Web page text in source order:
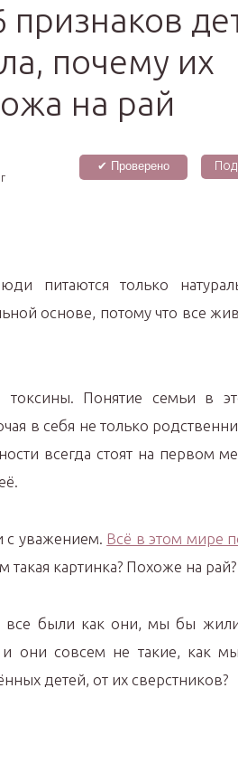
признаков
почему их
на рай
✔ Проверено
питаются только
основе, потому что все
токсины. Понятие семьи в
в себя не только
всегда стоят на первом
с уважением. Всё в этом мире
картинка? Похоже на рай?
все были как они, мы бы
совсем не такие, как
детей, от их сверстников?